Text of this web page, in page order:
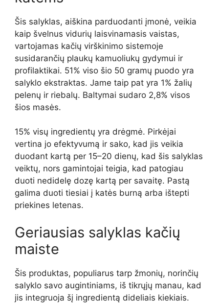
Šis salyklas, aiškina parduodanti įmonė, veikia
kaip švelnus vidurių laisvinamasis vaistas,
vartojamas kačių virškinimo sistemoje
susidarančių plaukų kamuoliukų gydymui ir
profilaktikai. 51% viso šio 50 gramų puodo yra
salyklo ekstraktas. Jame taip pat yra 1% žalių
pelenų ir riebalų. Baltymai sudaro 2,8% visos
šios masės.
15% visų ingredientų yra drėgmė. Pirkėjai
vertina jo efektyvumą ir sako, kad jis veikia
duodant kartą per 15–20 dienų, kad šis salyklas
veiktų, nors gamintojai teigia, kad patogiau
duoti nedidelę dozę kartą per savaitę. Pastą
galima duoti tiesiai į katės burną arba ištepti
priekines letenas.
Geriausias salyklas kačių
maiste
Šis produktas, populiarus tarp žmonių, norinčių
salyklo savo augintiniams, iš tikrųjų manau, kad
jis integruoja šį ingredientą dideliais kiekiais.